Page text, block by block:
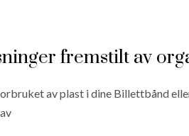
fremstilt av
av plast i dine Billettbånd